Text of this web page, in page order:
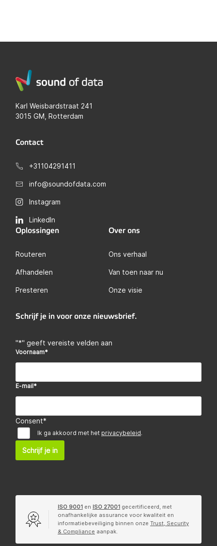
Karl Weisbardstraat 241
3015 GM, Rotterdam
Contact
+31104291411
info@soundofdata.com
Instagram
LinkedIn
Oplossingen
Routeren
Afhandelen
Presteren
Over ons
Ons verhaal
Van toen naar nu
Onze visie
Schrijf je in voor onze nieuwsbrief.
"*" geeft vereiste velden aan
Voornaam*
E-mail*
Consent*
Ik ga akkoord met het privacybeleid.
Schrijf je in
ISO 9001 en ISO 27001 gecertificeerd, met
onafhankelijke assurance voor kwaliteit en
informatiebeveiliging binnen onze Trust, Security
& Compliance aanpak.